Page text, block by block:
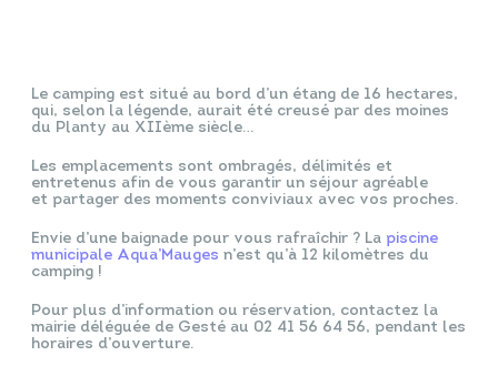
Le camping est situé au bord d’un étang de 16 hectares,
qui, selon la légende, aurait été creusé par des moines
du Planty au XIIème siècle…
Les emplacements sont ombragés, délimités et
entretenus afin de vous garantir un séjour agréable
et partager des moments conviviaux avec vos proches.
Envie d’une baignade pour vous rafraîchir ? La piscine
municipale Aqua’Mauges n’est qu’à 12 kilomètres du
camping !
Pour plus d’information ou réservation, contactez la
mairie déléguée de Gesté au 02 41 56 64 56, pendant les
horaires d’ouverture.